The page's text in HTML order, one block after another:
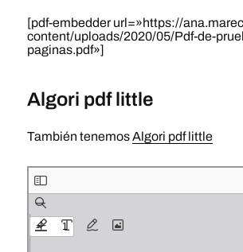
[pdf-embedder url=»https://
content/uploads/2020/05/Pdf-de-
paginas.pdf»]
Algori pdf little
También tenemosAlgori pdf little